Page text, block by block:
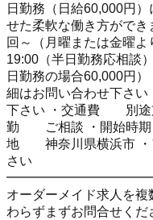
日勤務（日給60,000円
せた柔軟な働き方がで
回～（月曜または金曜
19:00（半日勤務応相談
日勤務の場合60,000円
細はお問い合わせ下さ
下さい ・交通費 別途
勤 ご相談 ・開始時期
地 神奈川県横浜市 ・
さい
オーダーメイド求人を
わらずまずお問合せく